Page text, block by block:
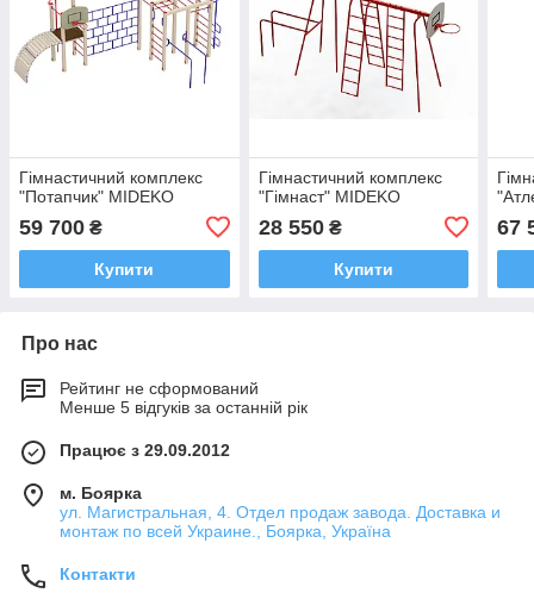
Гімнастичний комплекс
"Потапчик" MIDEKO
59 700 ₴
Купити
Гімнастичний комплекс
"Гімнаст" MIDEKO
28 550₴
Купити
67
Про нас
Рейтинг не сформований
Менше 5 відгуків за останній рік
Працює з 29.09.2012
м. Боярка
ул. Магистральная, 4. Отдел продаж завода. Доставка и
монтаж по всей Украине., Боярка, Україна
Контакти